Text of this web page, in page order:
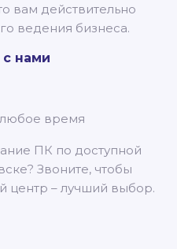
вам действительно
ведения бизнеса.
нами
время
ПК по доступной
Звоните, чтобы
центр – лучший выбор.